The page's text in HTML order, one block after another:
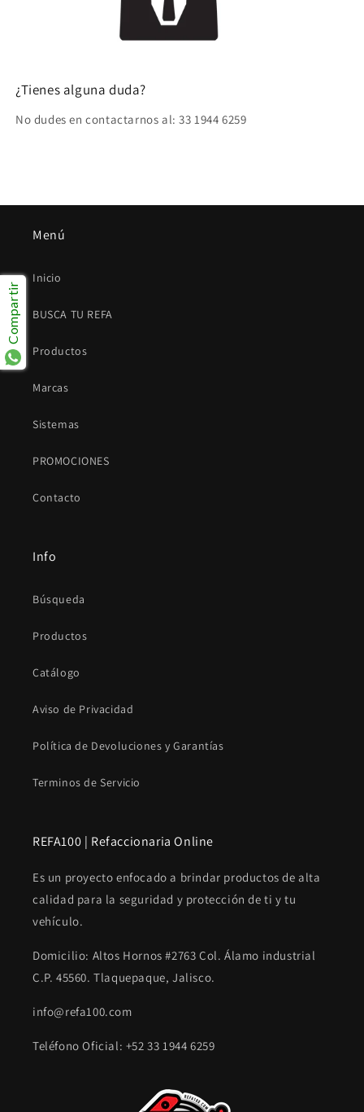
¿Tienes alguna duda?
No dudes en contactarnos al: 33 1944 6259
Menú
Inicio
BUSCA TU REFA
Productos
Marcas
Sistemas
PROMOCIONES
Contacto
Info
Búsqueda
Productos
Catálogo
Aviso de Privacidad
Política de Devoluciones y Garantías
Terminos de Servicio
REFA100 | Refaccionaria Online
Es un proyecto enfocado a brindar productos de alta
calidad para la seguridad y protección de ti y tu
vehículo.
Domicilio: Altos Hornos #2763 Col. Álamo industrial
C.P. 45560. Tlaquepaque, Jalisco.
info@refa100.com
Teléfono Oficial: +52 33 1944 6259
Compartir